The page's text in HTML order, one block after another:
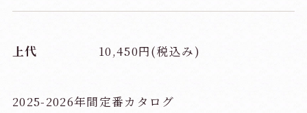
上代 10,450円(税込み)
2025-2026年間定番カタログ